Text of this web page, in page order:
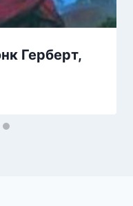
Герберт,